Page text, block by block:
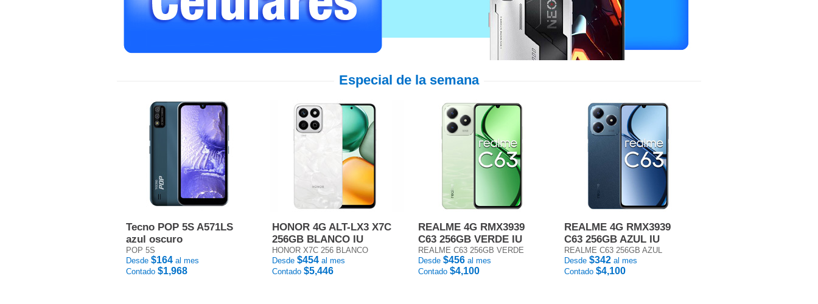
Especial de la semana
Tecno POP 5S A571LS
azul oscuro
POP 5S
Desde $164 al mes
Contado $1,968
HONOR 4G ALT-LX3 X7C
256GB BLANCO IU
HONOR X7C 256 BLANCO
Desde $454 al mes
Contado $5,446
REALME 4G RMX3939
C63 256GB VERDE IU
REALME C63 256GB VERDE
Desde $456 al mes
Contado $4,100
REALME 4G RMX3939
C63 256GB AZUL IU
REALME C63 256GB AZUL
Desde $342 al mes
Contado $4,100